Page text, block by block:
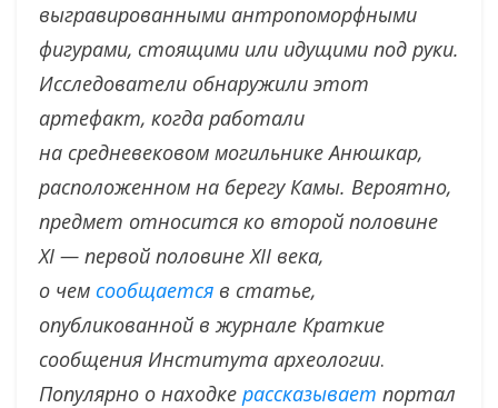
выгравированными антропоморфными
фигурами, стоящими или идущими под руки.
Исследователи обнаружили этот
артефакт, когда работали
на средневековом могильнике Анюшкар,
расположенном на берегу Камы. Вероятно,
предмет относится ко второй половине
XI — первой половине XII века,
о чем сообщается в статье,
опубликованной в журнале Краткие
сообщения Института археологии.
Популярно о находке рассказывает портал